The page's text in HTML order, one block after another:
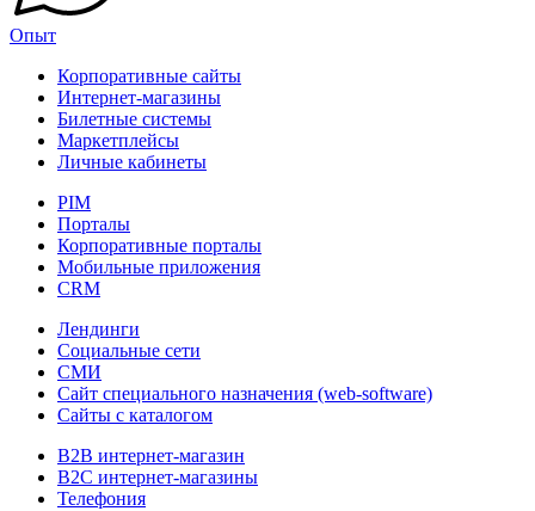
Опыт
Корпоративные сайты
Интернет-магазины
Билетные системы
Маркетплейсы
Личные кабинеты
PIM
Порталы
Корпоративные порталы
Мобильные приложения
CRM
Лендинги
Социальные сети
СМИ
Сайт специального назначения (web-software)
Сайты с каталогом
B2B интернет-магазин
B2C интернет-магазины
Телефония